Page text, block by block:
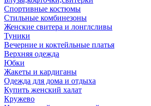
Спортивные костюмы
Стильные комбинезоны
Женские свитера и лонглсливы
Туники
Вечерние и коктейльные платья
Верхняя одежда
Юбки
Жакеты и кардиганы
Одежда для дома и отдыха
Купить женский халат
Кружево